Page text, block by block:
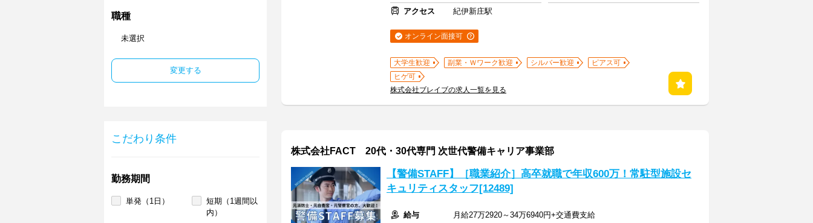
職種
未選択
変更する
こだわり条件
勤務期間
単発（1日）
短期（1週間以
内）
アクセス
紀伊新庄駅
オンライン面接可
大学生歓迎 副業・Ｗワーク歓迎 シルバー歓迎
ピアス可
ヒゲ可
株式会社ブレイブの求人一覧を見る
株式会社FACT 20代・30代専門 次世代警備キャリア事業部
【警備STAFF】［職業紹介］高卒就職で年収600万！常駐型施設セ
キュリティスタッフ[12489]
給与
月給27万2920～34万6940円+交通費支給